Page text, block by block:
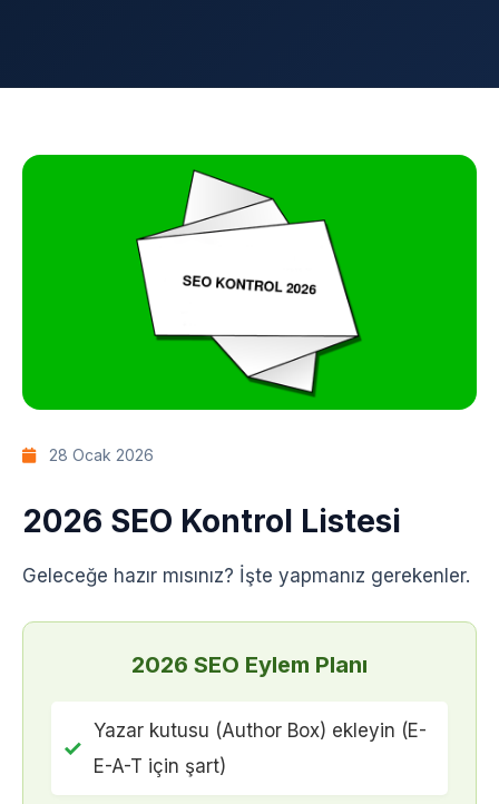
28 Ocak 2026
2026 SEO Kontrol Listesi
Geleceğe hazır mısınız? İşte yapmanız gerekenler.
2026 SEO Eylem Planı
✓
Yazar kutusu (Author Box) ekleyin (E-
E-A-T için şart)